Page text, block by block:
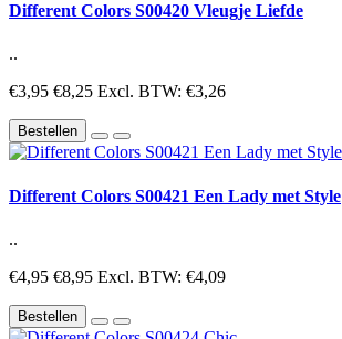
Different Colors S00420 Vleugje Liefde
..
€3,95 €8,25 Excl. BTW: €3,26
Bestellen
Different Colors S00421 Een Lady met Style
..
€4,95 €8,95 Excl. BTW: €4,09
Bestellen